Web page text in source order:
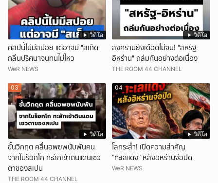
วิดีโอ
คลิปนี้ไม่มีสปอย แต่อาจมี "สเก็ด"
กลิ่นปริศนาจนทนไม่ไหว
WeR NEWS
วิดีโอ
สงครามยังเดือดไม่จบ! "สหรัฐ-
อิหร่าน" ถล่มกันอย่างต่อเนื่อง
THE ROOM 44 CHANNEL
วิดีโอ
03
ขั้นวิกฤต คลื่นอพยพนับพันคน
จากโมร็อกโก ทะลักเข้าดินแดนเซว
ตาของสเปน
THE ROOM 44 CHANNEL
วิดีโอ
04
โลกระส่ำ! เปิดความสำคัญ
“ทะเลแดง” หลังอิหร่านจ่อปิด
WeR NEWS